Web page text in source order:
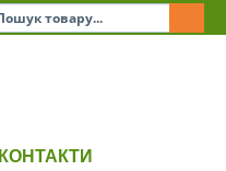
КОНТАКТИ